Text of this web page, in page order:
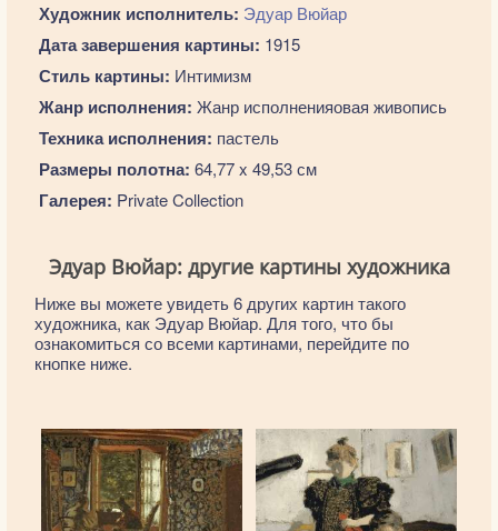
Художник исполнитель: Эдуар Вюйар
Дата завершения картины: 1915
Стиль картины: Интимизм
Жанр исполнения: Жанр исполненияовая живопись
Техника исполнения: пастель
Размеры полотна: 64,77 x 49,53 см
Галерея: Private Collection
Эдуар Вюйар: другие картины художника
Ниже вы можете увидеть 6 других картин такого
художника, как Эдуар Вюйар. Для того, что бы
ознакомиться со всеми картинами, перейдите по
кнопке ниже.